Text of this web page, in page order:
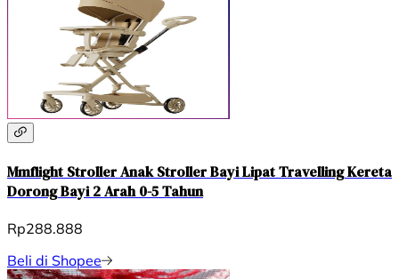
Mmflight Stroller Anak Stroller Bayi Lipat Travelling Kereta
Dorong Bayi 2 Arah 0-5 Tahun
Rp288.888
Beli di Shopee